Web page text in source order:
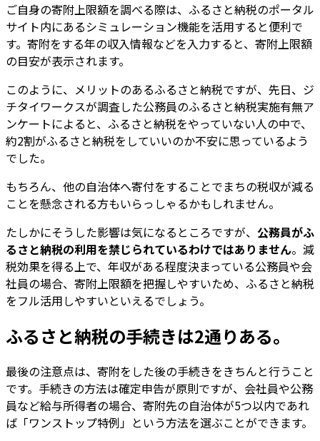
ご自身の寄附上限額を調べる際は、ふるさと納税のポータル
サイト内にあるシミュレーション機能を活用すると便利で
す。寄附をする年の収入情報などを入力すると、寄附上限額
の目安が表示されます。
このように、メリットのあるふるさと納税ですが、先日、ジ
チタイワークスが調査した公務員のふるさと納税実施有無ア
ンケートによると、ふるさと納税をやっていない人の中で、
約2割がふるさと納税をしていいのか不安に思っているよう
でした。
もちろん、他の自治体へ寄付をすることでまちの税収が減る
ことを懸念される方もいらっしゃるかもしれません。
たしかにそうした影響は気になるところですが、 公務員がふ
るさと納税の利用を禁じられているわけではありません。減
税効果を得る上で、年収がある程度決まっている公務員や会
社員の場合、寄附上限額を把握しやすいため、ふるさと納税
をフル活用しやすいといえるでしょう。
ふるさと納税の手続きは2通りある。
最後の注意点は、寄附をした後の手続きをきちんと行うこと
です。手続きの方法は確定申告が原則ですが、会社員や公務
員など給与所得者の場合、寄附先の自治体が5つ以内であれ
ば「ワンストップ特例」という方法を選ぶことができます。